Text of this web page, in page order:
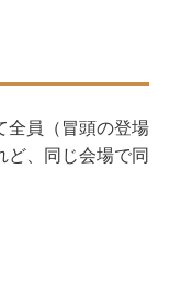
全員（冒頭の登場
ど、同じ会場で同